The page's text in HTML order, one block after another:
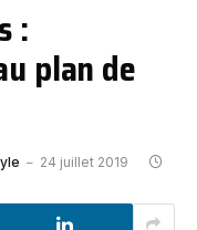
:
plan de
24 juillet 2019